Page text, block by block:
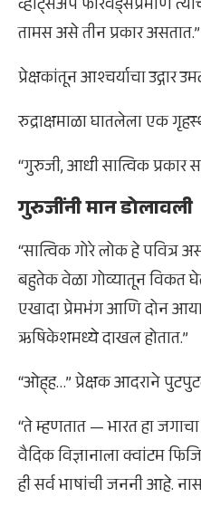
व्हॉट्सअ‍ॅप फॉरवर्ड्सप्रमाणे
तामस असे तीन प्रकार असतात.”
प्रेक्षकांतून आश्चर्याचा उद्गार
रुद्राक्षमाळा घातलेला एक
“गुरुजी, आधी सात्विक प्रकार
गुरुजींनी मान डोलावली
“सात्विक गोरे लोक हे पवित्र
बहुतेक वेळा गोव्यातून
एखादा प्रेमभंग आणि दोन
ऋषिकेशमध्ये दाखल होतात.”
“ओह्ह…” प्रेक्षक आदराने
“ते म्हणतात — भारत हा
वैदिक विज्ञानाला क्वांटम
ही सर्व भाषांची जननी आहे.